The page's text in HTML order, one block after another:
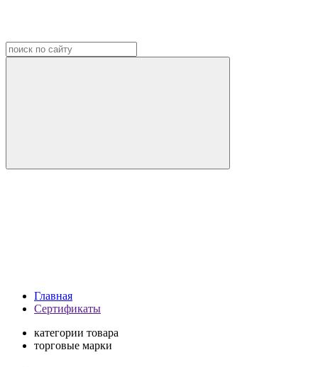
Главная
Сертификаты
категории товара
торговые марки